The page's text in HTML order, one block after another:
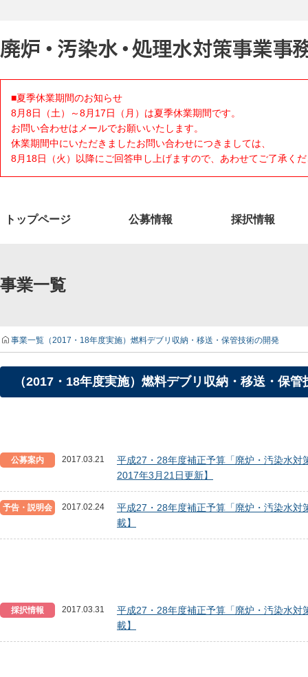
■夏季休業期間のお知らせ
8月8日（土）～8月17日（月）は夏季休業期間です。
お問い合わせはメールでお願いいたします。
休業期間中にいただきましたお問い合わせにつきましては、
8月18日（火）以降にご回答申し上げますので、あわせてご了承く
トップページ 公募情報 採択情報
事業一覧
事業一覧 （2017・18年度実施）燃料デブリ収納・移送・保管技術の開発
（2017・18年度実施）燃料デブリ収納・移送・保管
公募案内 2017.03.21
平成27・28年度補正予算「廃炉・汚染水
2017年3月21日更新】
予告・説明会 2017.02.24
平成27・28年度補正予算「廃炉・汚染水
載】
採択情報 2017.03.31
平成27・28年度補正予算「廃炉・汚染水
載】